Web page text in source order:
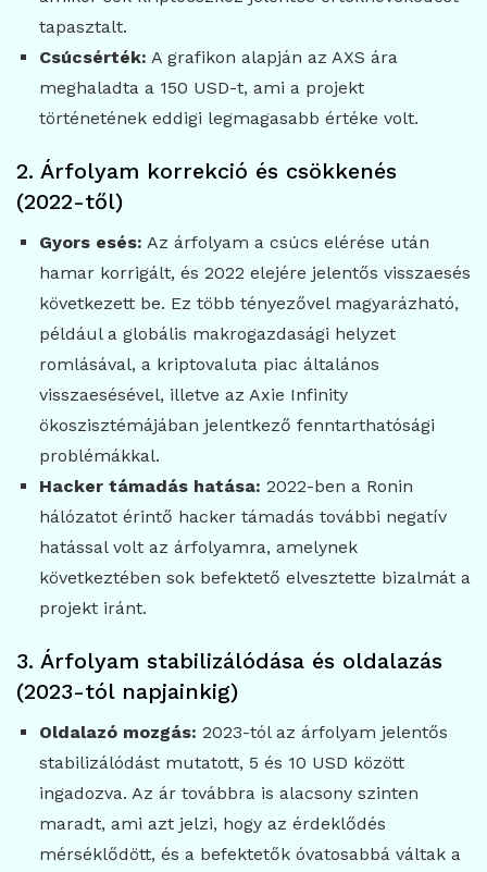
tapasztalt.
Csúcsérték: A grafikon alapján az AXS ára
meghaladta a 150 USD-t, ami a projekt
történetének eddigi legmagasabb értéke volt.
2. Árfolyam korrekció és csökkenés
(2022-től)
Gyors esés: Az árfolyam a csúcs elérése után
hamar korrigált, és 2022 elejére jelentős visszaesés
következett be. Ez több tényezővel magyarázható,
például a globális makrogazdasági helyzet
romlásával, a kriptovaluta piac általános
visszaesésével, illetve az Axie Infinity
ökoszisztémájában jelentkező fenntarthatósági
problémákkal.
Hacker támadás hatása: 2022-ben a Ronin
hálózatot érintő hacker támadás további negatív
hatással volt az árfolyamra, amelynek
következtében sok befektető elvesztette bizalmát a
projekt iránt.
3. Árfolyam stabilizálódása és oldalazás
(2023-tól napjainkig)
Oldalazó mozgás: 2023-tól az árfolyam jelentős
stabilizálódást mutatott, 5 és 10 USD között
ingadozva. Az ár továbbra is alacsony szinten
maradt, ami azt jelzi, hogy az érdeklődés
mérséklődött, és a befektetők óvatosabbá váltak a